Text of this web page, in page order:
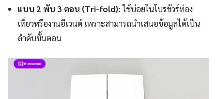
แบบ 2 พับ 3 ตอน (Tri-fold):ใช้บ่อยในโบรชัวร์ท่อง
เที่ยวหรืองานอีเวนต์ เพราะสามารถนำเสนอข้อมูลได้เป็น
ลำดับขั้นตอน